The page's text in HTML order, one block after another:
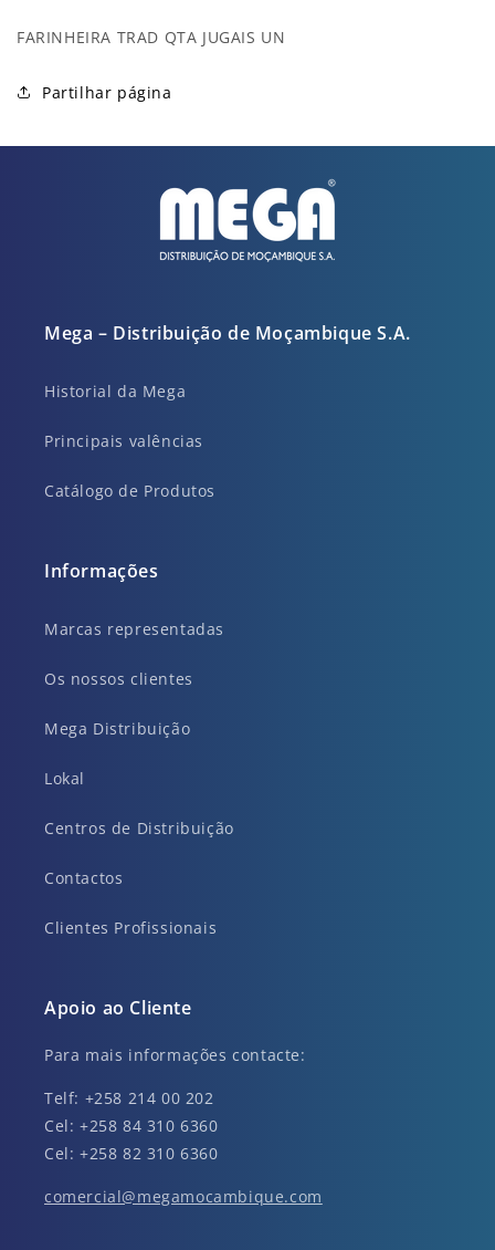
FARINHEIRA TRAD QTA JUGAIS UN
Partilhar página
Mega – Distribuição de Moçambique S.A.
Historial da Mega
Principais valências
Catálogo de Produtos
Informações
Marcas representadas
Os nossos clientes
Mega Distribuição
Lokal
Centros de Distribuição
Contactos
Clientes Profissionais
Apoio ao Cliente
Para mais informações contacte:
Telf: +258 214 00 202
Cel: +258 84 310 6360
Cel: +258 82 310 6360
comercial@megamocambique.com